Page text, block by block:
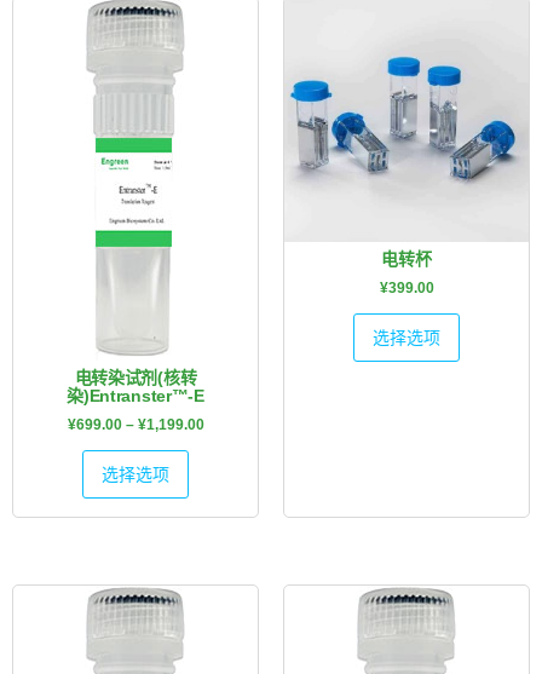
电转染试剂(核转
染)Entranster™-E
¥699.00 – ¥1,199.00
选择选项
电转杯
¥399.00
选择选项